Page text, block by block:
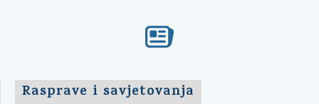
Rasprave i savjetovanja